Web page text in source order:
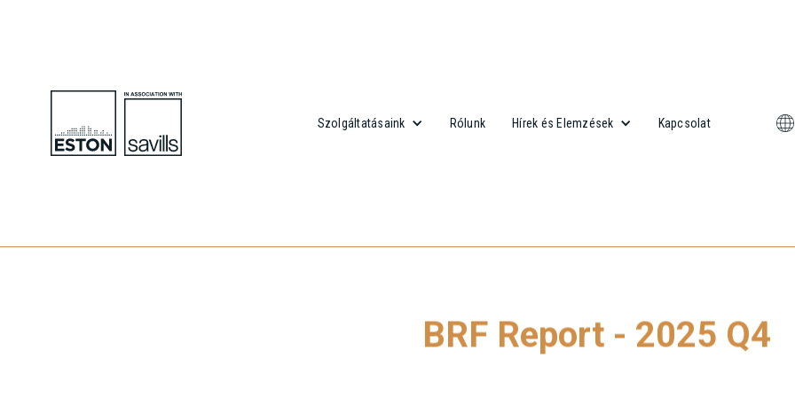
Szolgáltatásaink Rólunk Hírek és Elemzések Kapcsolat
BRF Report - 2025 Q4